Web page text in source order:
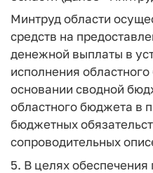
Минтруд области
средств на
денежной выплаты в
исполнения
основании сводной
областного бюджета в
бюджетных
сопроводительных
5. В целях обеспечения